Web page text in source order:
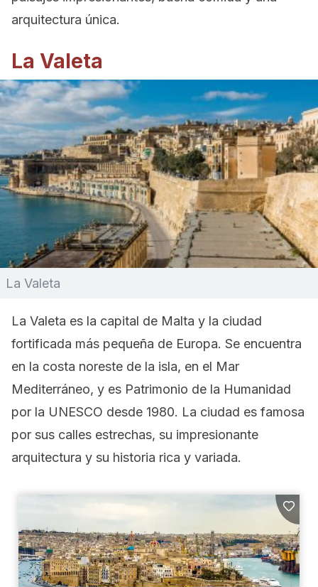
arquitectura única.
La Valeta
La Valeta
La Valeta es la capital de Malta y la ciudad
fortificada más pequeña de Europa. Se encuentra
en la costa noreste de la isla, en el Mar
Mediterráneo, y es Patrimonio de la Humanidad
por la UNESCO desde 1980. La ciudad es famosa
por sus calles estrechas, su impresionante
arquitectura y su historia rica y variada.